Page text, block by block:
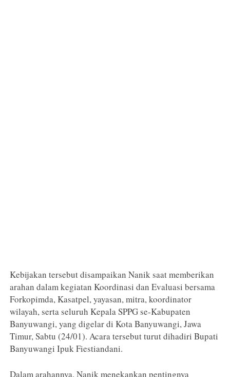
Kebijakan tersebut disampaikan Nanik saat memberikan
arahan dalam kegiatan Koordinasi dan Evaluasi bersama
Forkopimda, Kasatpel, yayasan, mitra, koordinator
wilayah, serta seluruh Kepala SPPG se-Kabupaten
Banyuwangi, yang digelar di Kota Banyuwangi, Jawa
Timur, Sabtu (24/01). Acara tersebut turut dihadiri Bupati
Banyuwangi Ipuk Fiestiandani.
Dalam arahannya, Nanik menekankan pentingnya